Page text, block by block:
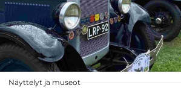
Näyttelyt ja museot